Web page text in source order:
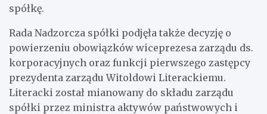
spółkę.
Rada Nadzorcza spółki podjęła także decyzję o
powierzeniu obowiązków wiceprezesa zarządu ds.
korporacyjnych oraz funkcji pierwszego zastępcy
prezydenta zarządu Witoldowi Literackiemu.
Literacki został mianowany do składu zarządu
spółki przez ministra aktywów państwowych i